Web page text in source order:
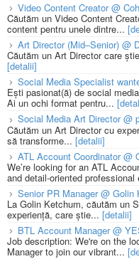
Video Content Creator @
Căutăm un Video Content
content pentru unele dintre...
Art Director (Mid–Senior) @
Căutăm un Art Director care
[detalii]
Social Media Specialist
Ești pasionat(ă) de social
Ai un ochi format pentru...
Social Media Art Director @
Căutăm un Art Director cu
să transforme... [detalii]
ATL Account Coordinator @
We’re looking for an ATL
and detail-oriented professional
Senior PR Manager @ Golin
La Golin Ketchum, căutăm un
experiență, care știe... [detalii]
BTL Account Manager @
Job description: We're on the
Manager to join our vibrant...